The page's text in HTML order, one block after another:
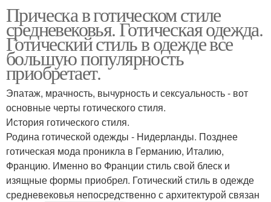
Прическа в готическом стиле
средневековья. Готическая одежда.
Готический стиль в одежде все
большую популярность
приобретает.
Эпатаж, мрачность, вычурность и сексуальность - вот
основные черты готического стиля.
История готического стиля.
Родина готической одежды - Нидерланды. Позднее
готическая мода проникла в Германию, Италию,
Францию. Именно во Франции стиль свой блеск и
изящные формы приобрел. Готический стиль в одежде
средневековья непосредственно с архитектурой связан